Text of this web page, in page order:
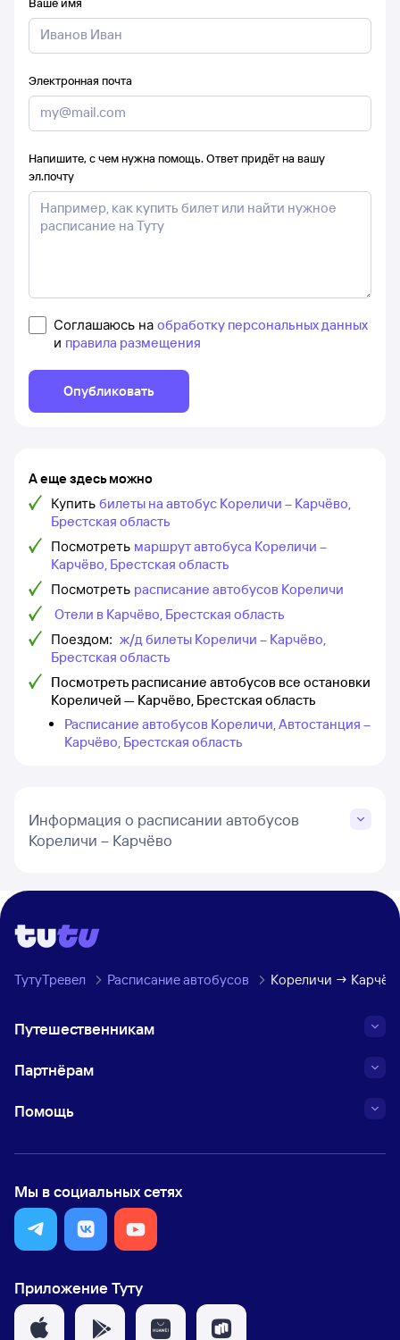
Электронная почта
Напишите, с чем нужна помощь. Ответ придёт на вашу
эл.почту
Соглашаюсь на обработку персональных данных
и правила размещения
Опубликовать
А еще здесь можно
Купить билеты на автобус Кореличи – Карчёво,
Брестская область
Посмотреть маршрут автобуса Кореличи –
Карчёво, Брестская область
Посмотреть расписание автобусов Кореличи
Отели в Карчёво, Брестская область
Поездом: ж/д билеты Кореличи – Карчёво,
Брестская область
Посмотреть расписание автобусов все остановки
Кореличей — Карчёво, Брестская область
Расписание автобусов Кореличи, Автостанция –
Карчёво, Брестская область
Информация о расписании автобусов
Кореличи – Карчёво
ТутуТревел Расписание автобусов Кореличи →
Путешественникам
Партнёрам
Помощь
Мы в социальных сетях
Приложение Туту